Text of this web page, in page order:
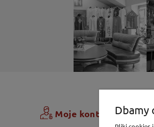
Moje konto Dbamy